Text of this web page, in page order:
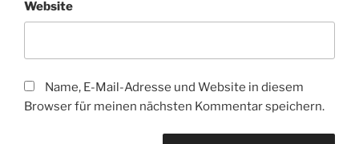
Website
Name, E-Mail-Adresse und Website in diesem
Browser für meinen nächsten Kommentar speichern.